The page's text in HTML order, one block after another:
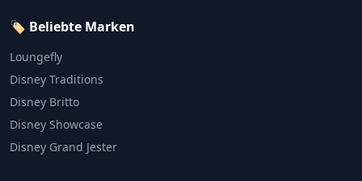
🏷️ Beliebte Marken
Loungefly
Disney Traditions
Disney Britto
Disney Showcase
Disney Grand Jester